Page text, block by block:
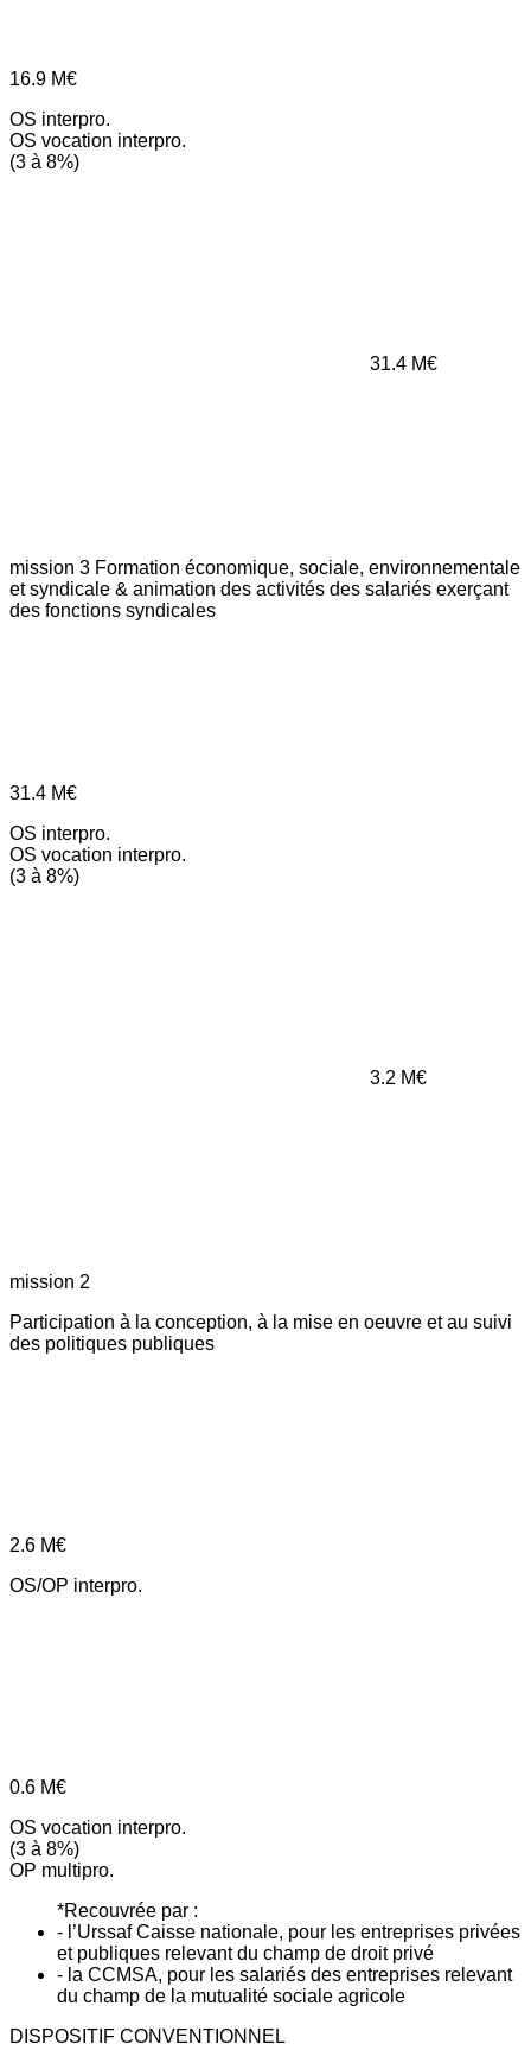
16.9 M€
OS interpro.
OS vocation interpro.
(3 à 8%)
31.4 M€
mission 3 Formation économique, sociale, environnementale
et syndicale & animation des activités des salariés exerçant
des fonctions syndicales
31.4 M€
OS interpro.
OS vocation interpro.
(3 à 8%)
3.2 M€
mission 2
Participation à la conception, à la mise en oeuvre et au suivi
des politiques publiques
2.6 M€
OS/OP interpro.
0.6 M€
OS vocation interpro.
(3 à 8%)
OP multipro.
*Recouvrée par :
- l’Urssaf Caisse nationale, pour les entreprises privées
et publiques relevant du champ de droit privé
- la CCMSA, pour les salariés des entreprises relevant
du champ de la mutualité sociale agricole
DISPOSITIF CONVENTIONNEL